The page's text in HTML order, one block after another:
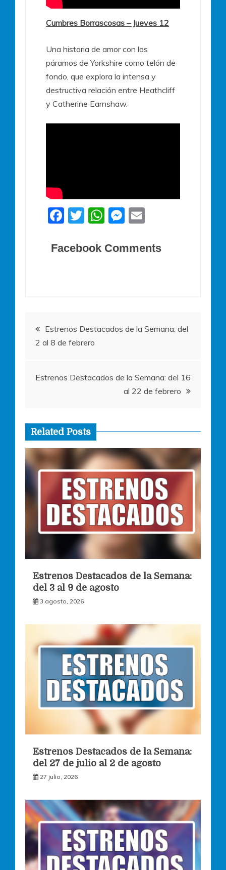
Cumbres Borrascosas – Jueves 12
Una historia de amor con los
páramos de Yorkshire como telón de
fondo, que explora la intensa y
destructiva relación entre Heathcliff
y Catherine Earnshaw.
F
c
k
T
itt
W
at
M
ss ai
Facebook Comments
Navegación
entradas
Estrenos Destacados de la Semana: del
2 al 8 de febrero
Estrenos Destacados de la Semana: del 16
al 22 de febrero
Related Posts
Estrenos Destacados de la Semana:
del 3 al 9 de agosto
3 agosto, 2026
Estrenos Destacados de la Semana:
del 27 de julio al 2 de agosto
27 julio, 2026